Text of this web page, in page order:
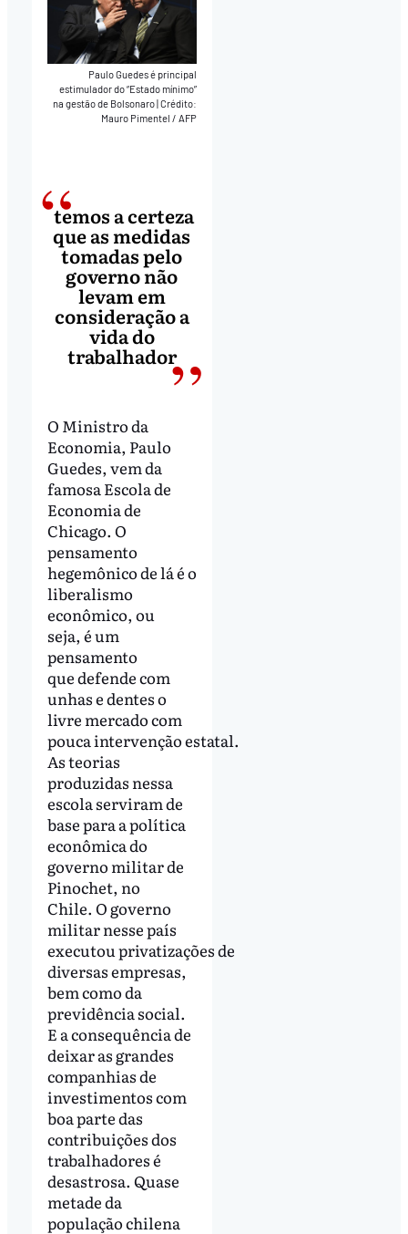
Paulo Guedes é principal
estimulador do “Estado mínimo”
na gestão de Bolsonaro|Crédito:
Mauro Pimentel / AFP
temos a certeza
que as medidas
tomadas pelo
governo não
levam em
consideração a
vida do
trabalhador
O Ministro da
Economia, Paulo
Guedes, vem da
famosa Escola de
Economia de
Chicago. O
pensamento
hegemônico de lá é o
liberalismo
econômico, ou
seja, é um
pensamento
que defende com
unhas e dentes o
livre mercado com
pouca intervenção estatal.
As teorias
produzidas nessa
escola serviram de
base para a política
econômica do
governo militar de
Pinochet, no
Chile. O governo
militar nesse país
executou privatizações de
diversas empresas,
bem como da
previdência social.
E a consequência de
deixar as grandes
companhias de
investimentos com
boa parte das
contribuições dos
trabalhadores é
desastrosa. Quase
metade da
população chilena